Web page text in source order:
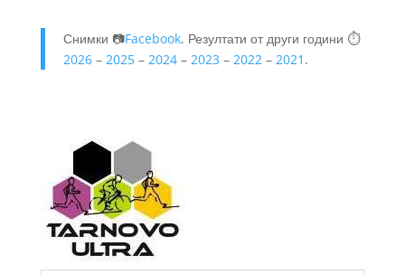
Снимки 📷Facebook. Резултати от други години ⏱️
2026– 2025– 2024– 2023 – 2022– 2021 .